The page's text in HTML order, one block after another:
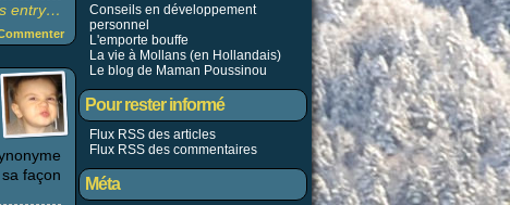
entry…
façon
Conseils en développement
personnel
L'emporte bouffe
La vie à Mollans (en Hollandais)
Le blog de Maman Poussinou
Pour rester informé
Flux RSS des articles
Flux RSS des commentaires
Méta